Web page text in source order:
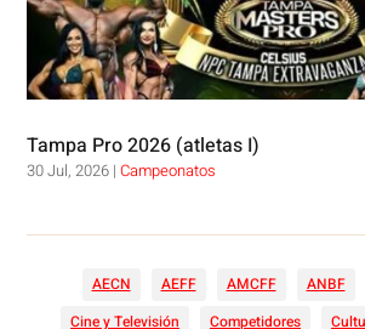
Tampa Pro 2026 (atletas I)
30 Jul, 2026 |Campeonatos
AECN AEFF AMCFF ANBF
Cine y Televisión
Competidores